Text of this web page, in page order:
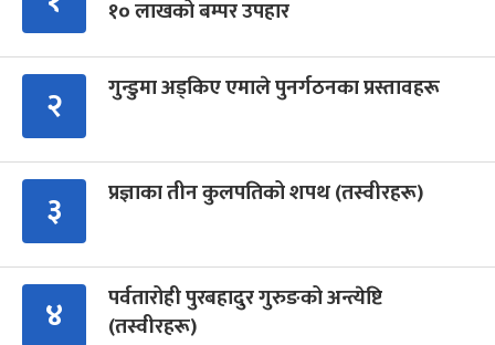
१० लाखको बम्पर उपहार
२ गुन्डुमा अड्किए एमाले पुनर्गठनका प्रस्तावहरू
३ प्रज्ञाका तीन कुलपतिको शपथ (तस्वीरहरू)
४
पर्वतारोही पुरबहादुर गुरुङको अन्त्येष्टि
(तस्वीरहरू)